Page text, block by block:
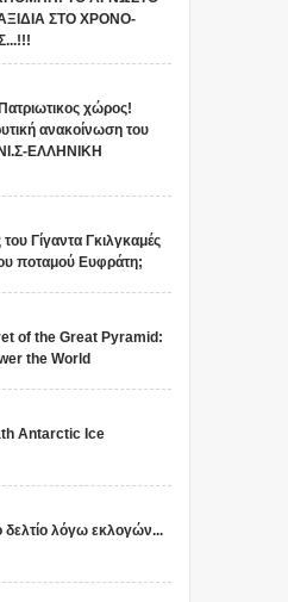
ΣΤΟ ΧΡΟΝΟ-
χώρος!
ανακοίνωση του
ΕΛΛΗΝΙΚΗ
Γίγαντα Γκιλγκαμές
ποταμού Ευφράτη;
of the Great Pyramid:
the World
Antarctic Ice
δελτίο λόγω εκλογών...